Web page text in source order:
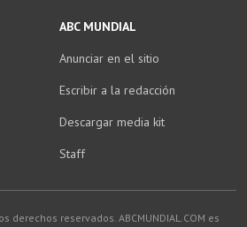
ABC MUNDIAL
Anunciar en el sitio
Escribir a la redacción
Descargar media kit
Staff
derechos reservados. ABCMUNDIAL.COM es